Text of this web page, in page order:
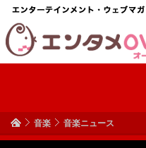
音楽 音楽ニュース